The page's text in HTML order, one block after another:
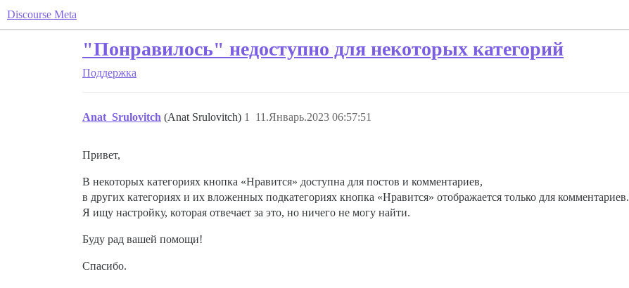
Discourse Meta
"Понравилось" недоступно для некоторых категорий
Поддержка
Anat_Srulovitch (Anat Srulovitch) 11.Январь.2023 06:57:51
1
Привет,
В некоторых категориях кнопка «Нравится» доступна для постов и комментариев,
в других категориях и их вложенных подкатегориях кнопка «Нравится» отображается только для комментариев.
Я ищу настройку, которая отвечает за это, но ничего не могу найти.
Буду рад вашей помощи!
Спасибо.